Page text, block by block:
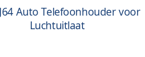
Auto Telefoonhouder voor
Luchtuitlaat